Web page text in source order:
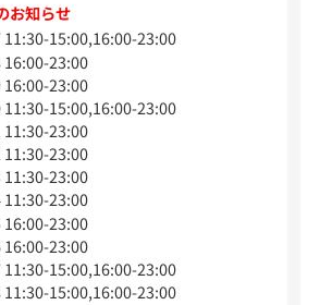
お知らせ
15:00,16:00-23:00
23:00
23:00
15:00,16:00-23:00
23:00
23:00
23:00
23:00
23:00
23:00
15:00,16:00-23:00
15:00,16:00-23:00